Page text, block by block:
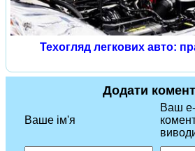
Техогляд легкових авто:
Додати
Ваше ім'я
Ваш